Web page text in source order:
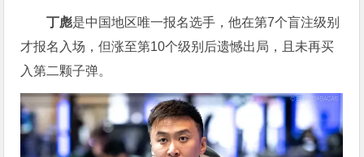
丁彪是中国地区唯一报名选手，他在第7个盲注级别
才报名入场，但涨至第10个级别后遗憾出局，且未再买
入第二颗子弹。